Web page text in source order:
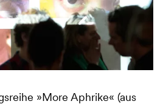
»More Aphrike« (aus